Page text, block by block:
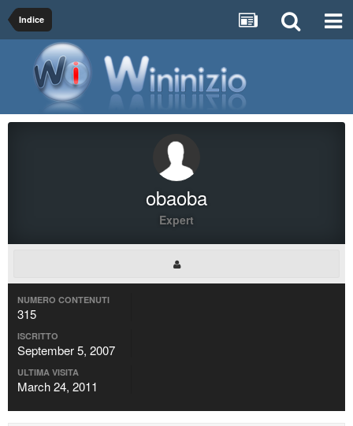
Indice
obaoba
Expert
NUMERO CONTENUTI
315
ISCRITTO
September 5, 2007
ULTIMA VISITA
March 24, 2011